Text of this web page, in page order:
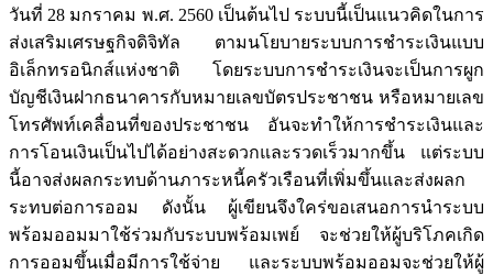
วันที่ 28 มกราคม พ.ศ. 2560 เป็นต้นไป ระบบนี้เป็นแนวคิดในการ
ส่งเสริมเศรษฐกิจดิจิทัล ตามนโยบายระบบการชำระเงินแบบ
อิเล็กทรอนิกส์แห่งชาติ โดยระบบการชำระเงินจะเป็นการผูก
บัญชีเงินฝากธนาคารกับหมายเลขบัตรประชาชน หรือหมายเลข
โทรศัพท์เคลื่อนที่ของประชาชน อันจะทำให้การชำระเงินและ
การโอนเงินเป็นไปได้อย่างสะดวกและรวดเร็วมากขึ้น แต่ระบบ
นี้อาจส่งผลกระทบด้านภาระหนี้ครัวเรือนที่เพิ่มขึ้นและส่งผลก
ระทบต่อการออม ดังนั้น ผู้เขียนจึงใคร่ขอเสนอการนำระบบ
พร้อมออมมาใช้ร่วมกับระบบพร้อมเพย์ จะช่วยให้ผู้บริโภคเกิด
การออมขึ้นเมื่อมีการใช้จ่าย และระบบพร้อมออมจะช่วยให้ผู้